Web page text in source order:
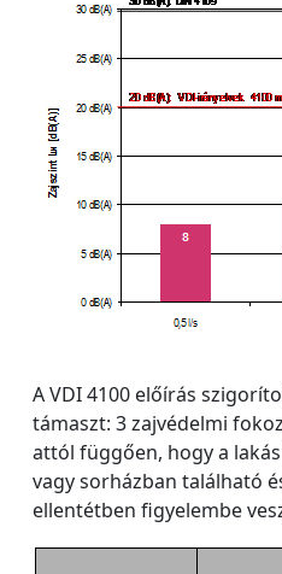
A VDI 4100 előírás
támaszt: 3 zajvédelmi
attól függően, hogy a
vagy sorházban található
ellentétben figyelembe